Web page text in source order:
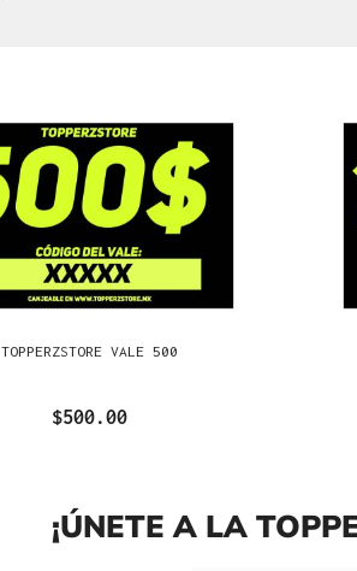
TOPPERZSTORE VALE 500
$500.00
¡ÚNETE A LA